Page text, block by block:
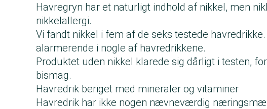
Havregryn har et naturligt indhold af nikkel, men
nikkelallergi.
Vi fandt nikkel i fem af de seks testede
alarmerende i nogle af havredrikkene.
Produktet uden nikkel klarede sig dårligt i testen,
bismag.
Havredrik beriget med mineraler og vitaminer
Havredrik har ikke nogen nævneværdig